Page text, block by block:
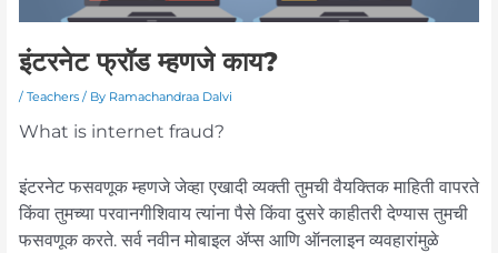
इंटरनेट फ्रॉड म्हणजे काय?
/ Teachers/ By Ramachandraa Dalvi
What is internet fraud?
इंटरनेट फसवणूक म्हणजे जेव्हा एखादी व्यक्ती तुमची वैयक्तिक माहिती वापरते
किंवा तुमच्या परवानगीशिवाय त्यांना पैसे किंवा दुसरे काहीतरी देण्यास तुमची
फसवणूक करते. सर्व नवीन मोबाइल ॲप्स आणि ऑनलाइन व्यवहारांमुळे